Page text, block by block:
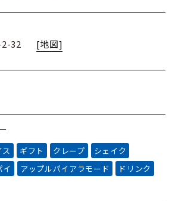
32
[地図]
ス ギフト クレープ
シェイク
イ アップルパイアラモード
ドリンク